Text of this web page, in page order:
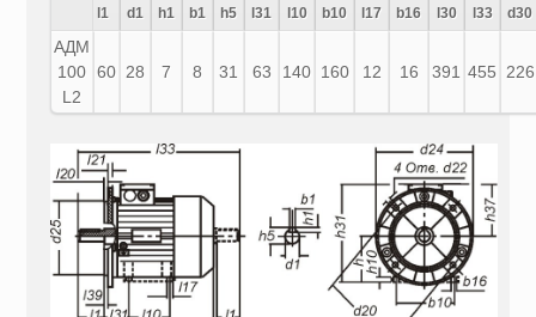
l1 d1 h1 b1 h5 l31 l10 b10 l17 b16 l30 l33 d30
АДМ
100
L2
60 28 7 8 31 63 140 160 12 16 391 455 226